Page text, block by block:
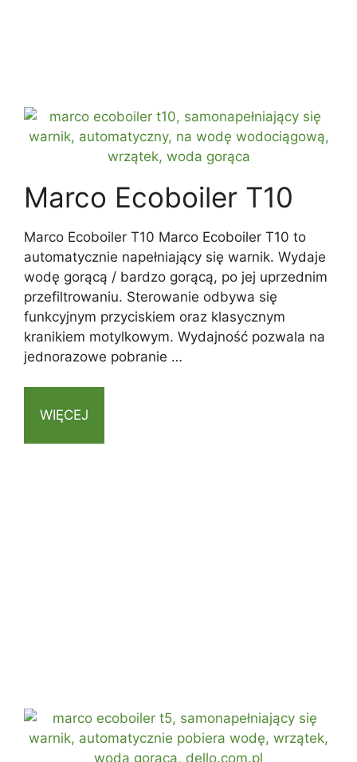
Marco Ecoboiler T10
Marco Ecoboiler T10 Marco Ecoboiler T10 to
automatycznie napełniający się warnik. Wydaje
wodę gorącą / bardzo gorącą, po jej uprzednim
przefiltrowaniu. Sterowanie odbywa się
funkcyjnym przyciskiem oraz klasycznym
kranikiem motylkowym. Wydajność pozwala na
jednorazowe pobranie …
WIĘCEJ